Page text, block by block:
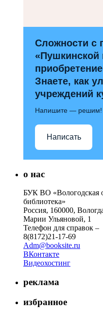
Сложности с
«Пушкинской
Знаете, как
учреждений
Напишите — решим!
Написать
о нас
БУК ВО «Вологодская
библиотека»
Россия, 160000,
Марии Ульяновой, 1
Телефон для справок –
8(8172)21-17-69
Adm@booksite.ru
ВКонтакте
Видеохостинг
реклама
избранное